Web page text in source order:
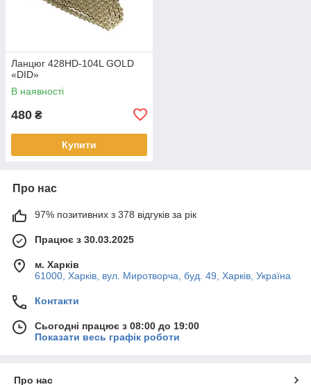
Ланцюг 428HD-104L GOLD
«DID»
В наявності
480 ₴
Купити
Про нас
97% позитивних з 378 відгуків за рік
Працює з 30.03.2025
м. Харків
61000, Харків, вул. Миротворча, буд. 49, Харків, Україна
Контакти
Сьогодні працює з 08:00 до 19:00
Показати весь графік роботи
Про нас